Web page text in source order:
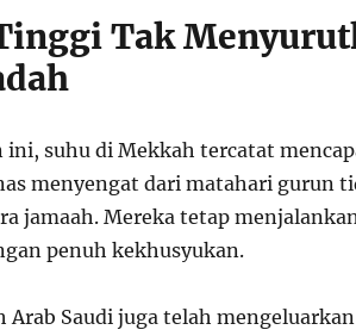
Tak
ini, suhu di Mekkah tercatat
menyengat dari matahari gurun
jamaah. Mereka tetap
penuh kekhusyukan.
Arab Saudi juga telah